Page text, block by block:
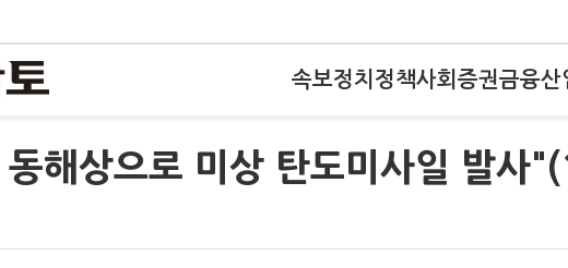
속보정치 정책사회 증권금융산
해상으로 미상 탄도미사일 발사